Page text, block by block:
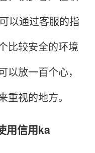
以通过客服的指
比较安全的环境
以放一百个心，
视的地方。
用信用ka